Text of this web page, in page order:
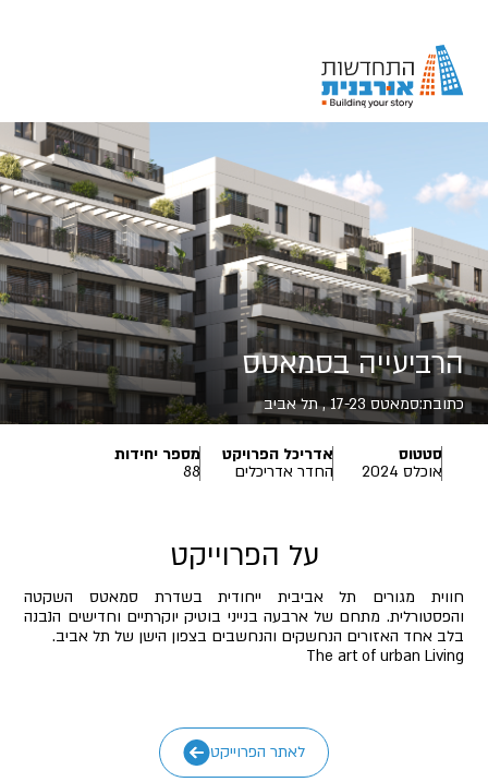
הרביעייה בסמאטס
כתובת:סמאטס 17-23 , תל אביב
סטטוס
אוכלס 2024
אדריכל הפרויקט
החדר אדריכלים
מספר יחידות
88
על הפרוייקט
חווית מגורים תל אביבית ייחודית בשדרת סמאטס השקטה
והפסטורלית. מתחם של ארבעה בנייני בוטיק יוקרתיים וחדישים הנבנה
בלב אחד האזורים הנחשקים והנחשבים בצפון הישן של תל אביב.
The art of urban Living
לאתר הפרוייקט